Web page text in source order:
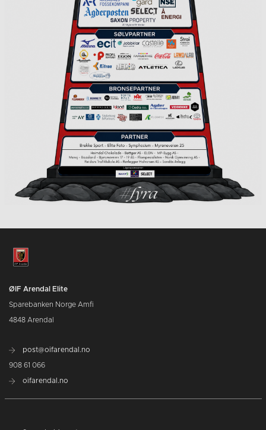
ØIF Arendal Elite
Sparebanken Norge Amfi
4848 Arendal
post@oifarendal.no
908 61 066
oifarendal.no